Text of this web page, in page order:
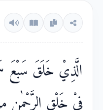
الَّذِيْ خَلَقَ سَبْعَ
فِيْ خَلْقِ